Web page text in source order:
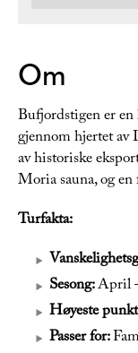
Om
Bufjordstigen er
gjennom hjertet av
av historiske
Moria sauna, og en
Turfakta:
Sesong:April
Høyeste
Passer for: